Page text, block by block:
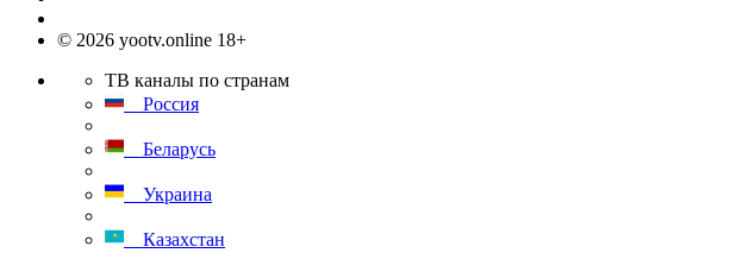
© 2026 yootv.online 18+
ТВ каналы по странам
Россия
Беларусь
Украина
Казахстан